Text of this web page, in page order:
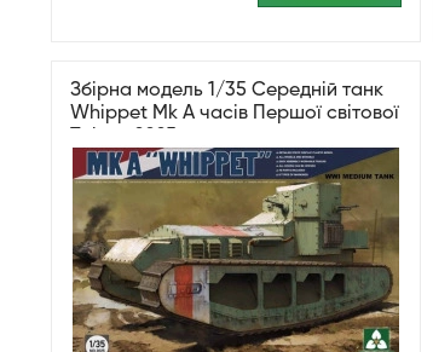
Збірна модель 1/35 Середній танк
Whippet Mk A часів Першої світової